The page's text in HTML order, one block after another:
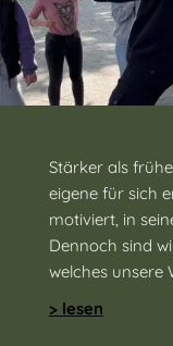
Stärker als
eigene für sich
motiviert, in
Dennoch sind
welches unsere
> lesen